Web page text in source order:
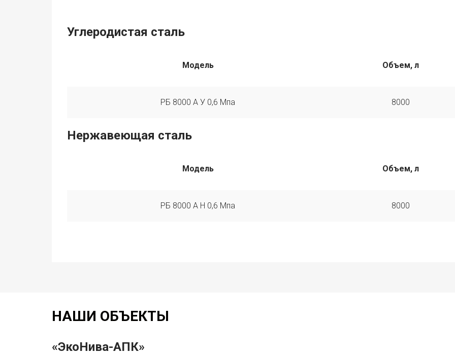
Углеродистая сталь
Модель Объем, л
РБ 8000 А У 0,6 Мпа 8000
Нержавеющая сталь
Модель Объем, л
РБ 8000 А Н 0,6 Мпа 8000
НАШИ ОБЪЕКТЫ